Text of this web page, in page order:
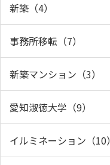
新築（4）
事務所移転（7）
新築マンション（3）
愛知淑徳大学（9）
イルミネーション（10）